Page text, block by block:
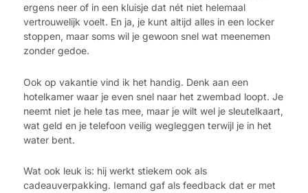
ergens neer of in een kluisje dat nét niet helemaal
vertrouwelijk voelt. En ja, je kunt altijd alles in een locker
stoppen, maar soms wil je gewoon snel wat meenemen
zonder gedoe.
Ook op vakantie vind ik het handig. Denk aan een
hotelkamer waar je even snel naar het zwembad loopt. Je
neemt niet je hele tas mee, maar je wilt wel je sleutelkaart,
wat geld en je telefoon veilig wegleggen terwijl je in het
water bent.
Wat ook leuk is: hij werkt stiekem ook als
cadeauverpakking. Iemand gaf als feedback dat er met